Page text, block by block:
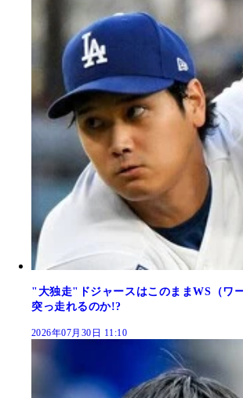
"大独走"ドジャースはこのままWS（ワ
突っ走れるのか!?
2026年07月30日 11:10